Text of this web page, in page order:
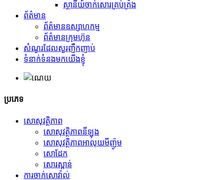
ស្ថានីយ៍ចាក់សោរគ្រប់គ្រង
ព័ត៌មាន
ព័ត៌មានឧស្សាហកម្ម
ព័ត៌មានក្រុមហ៊ុន
សំណួរដែលសួរញឹកញាប់
ទំនាក់ទំនងមកយើងខ្ញុំ
ប្រភេទ
សោសុវត្ថិភាព
សោសុវត្ថិភាពនីឡុង
សោសុវត្ថិភាពអាលុយមីញ៉ូម
សោដែក
សោរស្ពាន់
ការចាក់សោវ៉ាល់